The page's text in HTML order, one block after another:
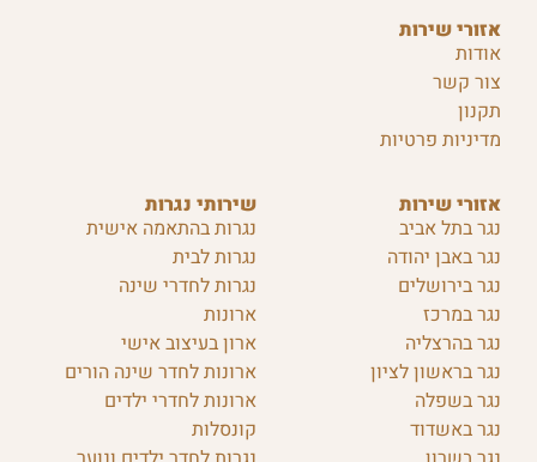
שירותי נגרות
נגרות בהתאמה אישית
נגרות לבית
נגרות לחדרי שינה
ארונות
ארון בעיצוב אישי
ארונות לחדר שינה הורים
ארונות לחדרי ילדים
קונסלות
אזורי שירות
נגר בתל אביב
נגר באבן יהודה
נגר בירושלים
נגר במרכז
נגר בהרצליה
נגר בראשון לציון
נגר בשפלה
נגר באשדוד
אזורי שירות
אודות
צור קשר
תקנון
מדיניות פרטיות